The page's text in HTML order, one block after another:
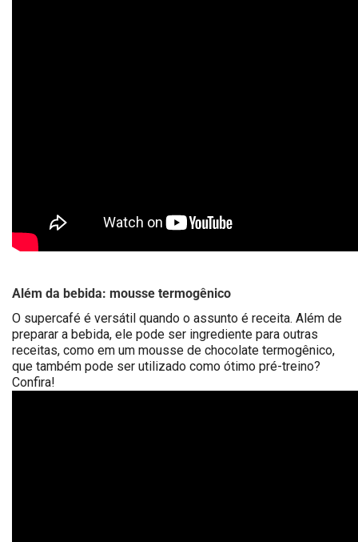
Além da bebida: mousse termogênico
O supercafé é versátil quando o assunto é receita. Além de
preparar a bebida, ele pode ser ingrediente para outras
receitas, como em um mousse de chocolate termogênico,
que também pode ser utilizado como ótimo pré-treino?
Confira!